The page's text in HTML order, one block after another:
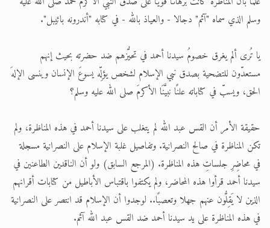
وسلم الذي سماه "آثم" دجالا - والعياذ بالله - في كتابه "أندرونه بائيبل".
يا تُرى ألم يغرق خصومُ سيدنا أحمد في تحيُّزهم ضد حضرته بحيث إنهم
مستعدّون للتضحية بصدق نبي الإسلام لشخص يؤلِّه يسوعَ الإنسان وينسى الإلهَ
الحق، ويسبّ في كتاباته علنًا نبيَّنَا الأكرمَ صلى الله عليه وسلم؟
حقيقة الأمر أن القس عبد الله لم يتغلب على سيدنا أحمد في هذه المناظرة، ولم
تكن المناظرة في صالح النصرانية. وتفاصيل غلبة الإسلام على النصرانية مسجلة
في محاضِرِ جلساتِ هذه المناظرة. (المرجع السابق) ولو أن الناقدين الطاعنين في
سيدنا أحمد قرأوا هذه المحاضر، ولم يكتفوا باقتباس الأباطيل من كتابات أقرانهم
الذين لا يَقِلُّون عنهم جهلا وتعصبًا.. لوجدوا أن الإسلام قد انتصر على النصرانية
في هذه المناظرة على يد سيدنا أحمد ضد القس عبد الله آثم.